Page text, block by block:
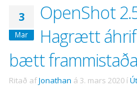
3
Mar
OpenShot
Hagrætt
bætt
Ritað afJonathan á 3. mars 2020 í